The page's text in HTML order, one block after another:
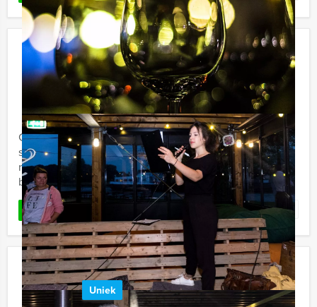
Hunted Tablet Lunchgame in
Enschede
Vanaf€ 62,50 p.p. excl. BTW
Vanaf 12 personen ‐ 4 uur en 30 minuten
Gezellig eten en drinken en tussendoor een spannend
stadsspel spelen. Dat klinkt als de ideale
middagbesteding of niet? Wij van Holland Tour Guides
bieden deze ...
LEES MEER Favoriet
Rondje Rotterdam
Uniek